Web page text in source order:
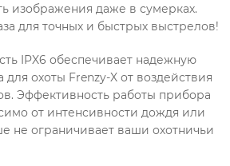
изображения даже в сумерках.
для точных и быстрых выстрелов!
IPX6 обеспечивает надежную
охоты Frenzy-X от воздействия
Эффективность работы прибора
от интенсивности дождя или
не ограничивает ваши охотничьи